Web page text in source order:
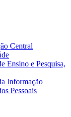
Central
Ensino e Pesquisa,
Informação
Pessoais